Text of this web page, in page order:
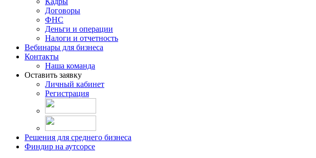
Договоры
ФНС
Деньги и операции
Налоги и отчетность
Вебинары для бизнеса
Контакты
Наша команда
Оставить заявку
Личный кабинет
Регистрация
Решения для среднего бизнеса
Финдир на аутсорсе